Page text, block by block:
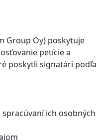
Group Oy) poskytuje
petície a
poskytli signatári podľa
ich osobných